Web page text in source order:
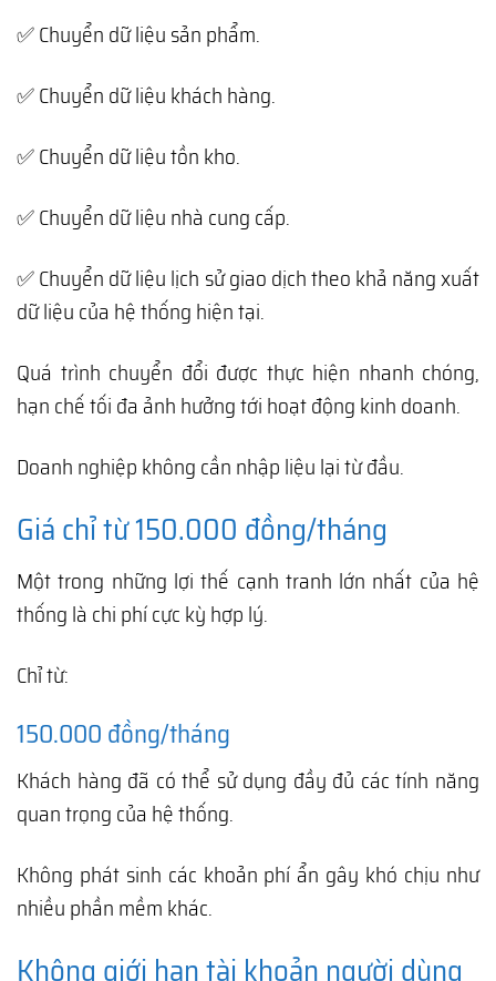
✅ Chuyển dữ liệu sản phẩm.
✅ Chuyển dữ liệu khách hàng.
✅ Chuyển dữ liệu tồn kho.
✅ Chuyển dữ liệu nhà cung cấp.
✅ Chuyển dữ liệu lịch sử giao dịch theo khả năng xuất
dữ liệu của hệ thống hiện tại.
Quá trình chuyển đổi được thực hiện nhanh chóng,
hạn chế tối đa ảnh hưởng tới hoạt động kinh doanh.
Doanh nghiệp không cần nhập liệu lại từ đầu.
Giá chỉ từ 150.000 đồng/tháng
Một trong những lợi thế cạnh tranh lớn nhất của hệ
thống là chi phí cực kỳ hợp lý.
Chỉ từ:
150.000 đồng/tháng
Khách hàng đã có thể sử dụng đầy đủ các tính năng
quan trọng của hệ thống.
Không phát sinh các khoản phí ẩn gây khó chịu như
nhiều phần mềm khác.
Không giới hạn tài khoản người dùng